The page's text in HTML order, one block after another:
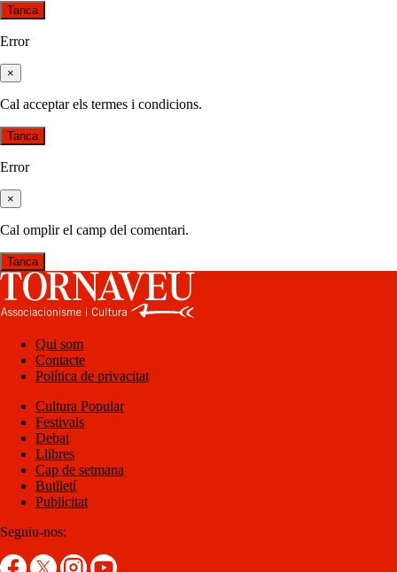
Tanca
Error
×
Cal acceptar els termes i condicions.
Tanca
Error
×
Cal omplir el camp del comentari.
Tanca
Qui som
Contacte
Política de privacitat
Cultura Popular
Festivals
Debat
Llibres
Cap de setmana
Butlletí
Publicitat
Seguiu-nos: